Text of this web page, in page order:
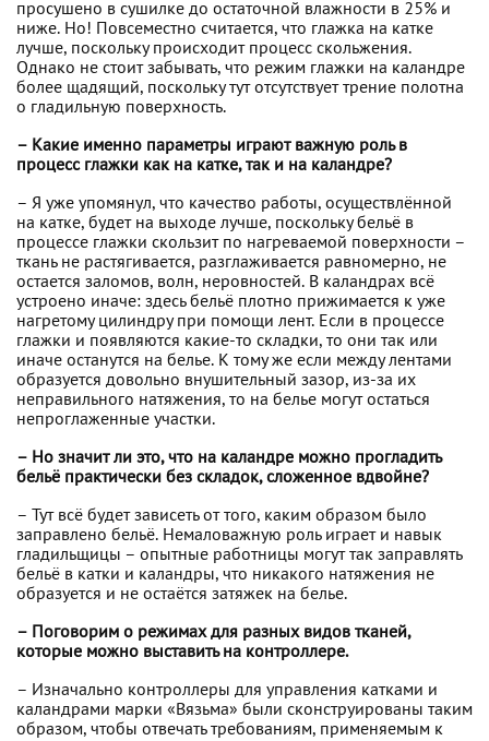
просушено в сушилке до остаточной влажности в 25% и
ниже. Но! Повсеместно считается, что глажка на катке
лучше, поскольку происходит процесс скольжения.
Однако не стоит забывать, что режим глажки на каландре
более щадящий, поскольку тут отсутствует трение полотна
о гладильную поверхность.
– Какие именно параметры играют важную роль в
процесс глажки как на катке, так и на каландре?
– Я уже упомянул, что качество работы, осуществлённой
на катке, будет на выходе лучше, поскольку бельё в
процессе глажки скользит по нагреваемой поверхности –
ткань не растягивается, разглаживается равномерно, не
остается заломов, волн, неровностей. В каландрах всё
устроено иначе: здесь бельё плотно прижимается к уже
нагретому цилиндру при помощи лент. Если в процессе
глажки и появляются какие-то складки, то они так или
иначе останутся на белье. К тому же если между лентами
образуется довольно внушительный зазор, из-за их
неправильного натяжения, то на белье могут остаться
непроглаженные участки.
– Но значит ли это, что на каландре можно прогладить
бельё практически без складок, сложенное вдвойне?
– Тут всё будет зависеть от того, каким образом было
заправлено бельё. Немаловажную роль играет и навык
гладильщицы – опытные работницы могут так заправлять
бельё в катки и каландры, что никакого натяжения не
образуется и не остаётся затяжек на белье.
– Поговорим о режимах для разных видов тканей,
которые можно выставить на контроллере.
– Изначально контроллеры для управления катками и
каландрами марки «Вязьма» были сконструированы таким
образом, чтобы отвечать требованиям, применяемым к